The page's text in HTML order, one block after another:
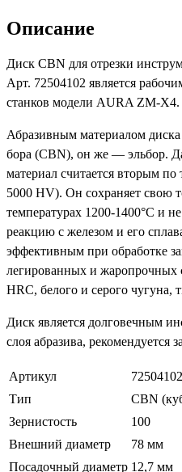
Описание
Диск CBN для отрезки
Арт. 72504102 является
станков модели AURA ZM-X4.
Абразивным материалом
бора (CBN), он же — эльбор.
материал считается вторым по
5000 HV). Он сохраняет свою
температурах 1200-1400°С и
реакцию с железом и его
эффективным при обработке
легированных и жаропрочных
HRC, белого и серого чугуна,
Диск является долговечным
слоя абразива, рекомендуется
Артикул
72504102
Тип
CBN
Зернистость
100
Внешний диаметр
78 мм
Посадочный диаметр 12,7 мм